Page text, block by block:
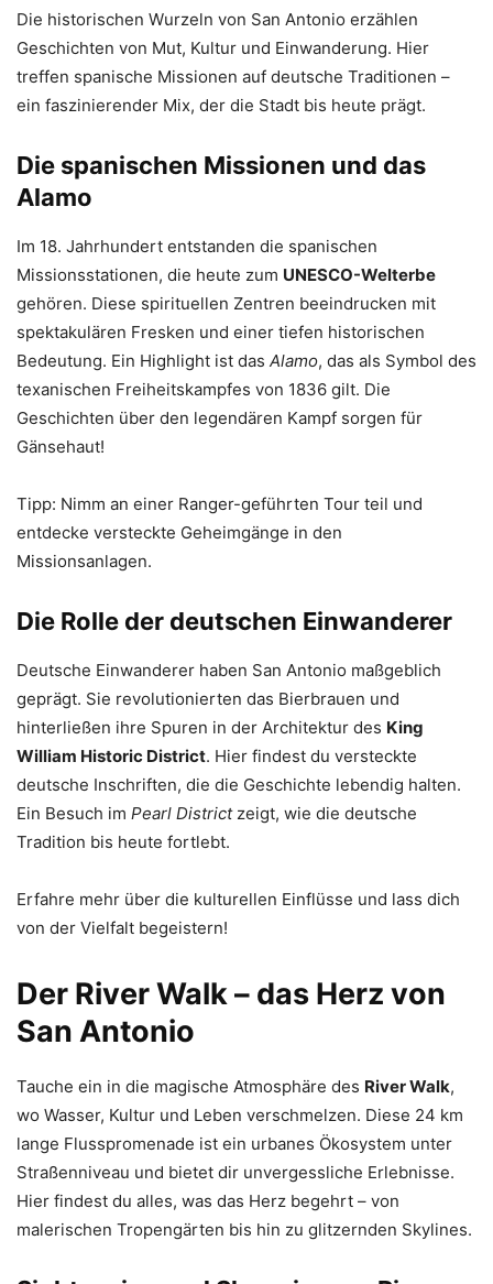
Die historischen Wurzeln von San Antonio erzählen
Geschichten von Mut, Kultur und Einwanderung. Hier
treffen spanische Missionen auf deutsche Traditionen –
ein faszinierender Mix, der die Stadt bis heute prägt.
Die spanischen Missionen und das
Alamo
Im 18. Jahrhundert entstanden die spanischen
Missionsstationen, die heute zum UNESCO-Welterbe
gehören. Diese spirituellen Zentren beeindrucken mit
spektakulären Fresken und einer tiefen historischen
Bedeutung. Ein Highlight ist das Alamo, das als Symbol des
texanischen Freiheitskampfes von 1836 gilt. Die
Geschichten über den legendären Kampf sorgen für
Gänsehaut!
Tipp: Nimm an einer Ranger-geführten Tour teil und
entdecke versteckte Geheimgänge in den
Missionsanlagen.
Die Rolle der deutschen Einwanderer
Deutsche Einwanderer haben San Antonio maßgeblich
geprägt. Sie revolutionierten das Bierbrauen und
hinterließen ihre Spuren in der Architektur des King
William Historic District. Hier findest du versteckte
deutsche Inschriften, die die Geschichte lebendig halten.
Ein Besuch im Pearl Districtzeigt, wie die deutsche
Tradition bis heute fortlebt.
Erfahre mehr über die kulturellen Einflüsse und lass dich
von der Vielfalt begeistern!
Der River Walk – das Herz von
San Antonio
Tauche ein in die magische Atmosphäre des River Walk,
wo Wasser, Kultur und Leben verschmelzen. Diese 24 km
lange Flusspromenade ist ein urbanes Ökosystem unter
Straßenniveau und bietet dir unvergessliche Erlebnisse.
Hier findest du alles, was das Herz begehrt – von
malerischen Tropengärten bis hin zu glitzernden Skylines.